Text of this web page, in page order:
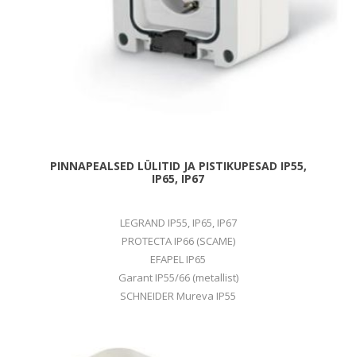
PINNAPEALSED LÜLITID JA PISTIKUPESAD IP55,
IP65, IP67
LEGRAND IP55, IP65, IP67
PROTECTA IP66 (SCAME)
EFAPEL IP65
Garant IP55/66 (metallist)
SCHNEIDER Mureva IP55